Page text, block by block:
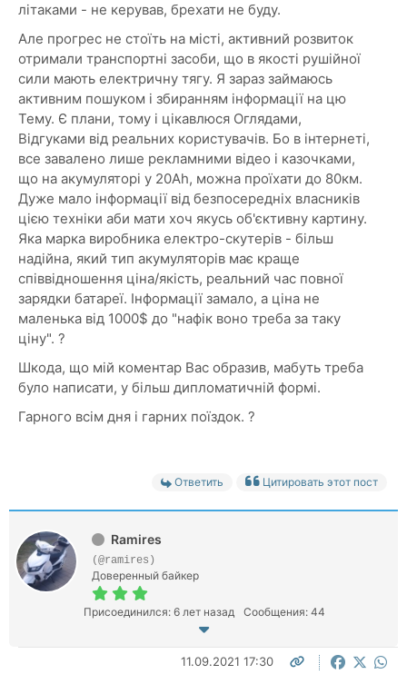
літаками - не керував, брехати не буду.
Але прогрес не стоїть на місті, активний розвиток
отримали транспортні засоби, що в якості рушійної
сили мають електричну тягу. Я зараз займаюсь
активним пошуком і збиранням інформації на цю
Тему. Є плани, тому і цікавлюся Оглядами,
Відгуками від реальних користувачів. Бо в інтернеті,
все завалено лише рекламними відео і казочками,
що на акумуляторі у 20Аh, можна проїхати до 80км.
Дуже мало інформації від безпосередніх власників
цією техніки аби мати хоч якусь об'єктивну картину.
Яка марка виробника електро-скутерів - більш
надійна, який тип акумуляторів має краще
співвідношення ціна/якість, реальний час повної
зарядки батареї. Інформації замало, а ціна не
маленька від 1000$ до "нафік воно треба за таку
ціну". ?
Шкода, що мій коментар Вас образив, мабуть треба
було написати, у більш дипломатичній формі.
Гарного всім дня і гарних поїздок. ?️
Ответить Цитировать этот пост
Ramires
(@ramires)
Доверенный байкер
Присоединился: 6 лет назад Сообщения: 44
11.09.2021 17:30